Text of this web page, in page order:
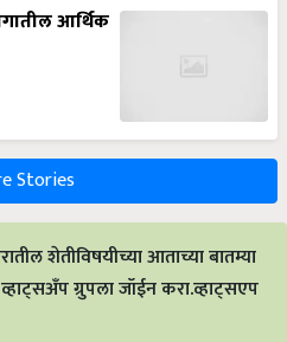
आर्थिक
Stories
शेतीविषयीच्या आताच्या बातम्या
ग्रुपला जॉईन करा.व्हाट्सएप